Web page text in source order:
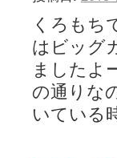
くろもち
はビッグ
ましたよ
の通りな
いている